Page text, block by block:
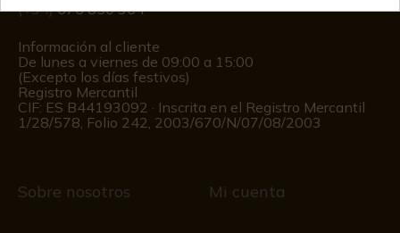
(+34)676 850 364
Información al cliente
De lunes a viernes de 09:00 a 15:00
(Excepto los días festivos)
Registro Mercantil
CIF: ES B44193092 · Inscrita en el Registro Mercantil
1/28/578, Folio 242, 2003/670/N/07/08/2003
Sobre nosotros Mi cuenta